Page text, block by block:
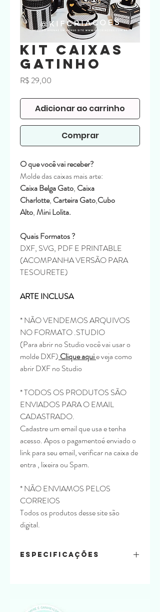
Kit Caixas
Gatinho
R$ 29,00
Adicionar ao carrinho
Comprar
O que você vai receber?
Molde das caixas mais arte:
Caixa Belga Gato, Caixa
Charlotte, Carteira Gato,Cubo
Alto,Mini Lolita.
Quais Formatos ?
DXF, SVG, PDF E PRINTABLE
(ACOMPANHA VERSÃO PARA
TESOURETE)
ARTE INCLUSA
* NÃO VENDEMOS ARQUIVOS
NO FORMATO .STUDIO
(Para abrir no Studio você vai usar o
molde DXF) Clique aquie veja como
abrir DXF no Studio
* TODOS OS PRODUTOS SÃO
ENVIADOS PARA O EMAIL
CADASTRADO.
Cadastre um email que usa e tenha
acesso. Apos o pagamentoé enviado o
link para seu email, verificar na caixa de
entra , lixeira ou Spam.
* NÃO ENVIAMOS PELOS
CORREIOS
Todos os produtos desse site são
digital.
Especificações
Material: